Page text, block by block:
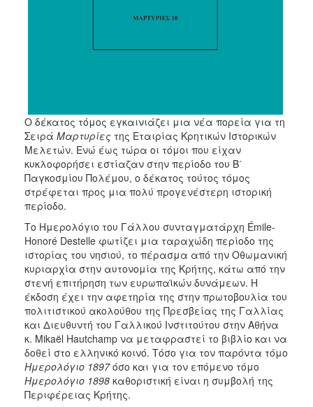
Ο δέκατος τόμος εγκαινιάζει μια νέα πορεία για τη
Σειρά Μαρτυρίες της Εταιρίας Κρητικών Ιστορικών
Μελετών. Ενώ έως τώρα οι τόμοι που είχαν
κυκλοφορήσει εστίαζαν στην περίοδο του Β΄
Παγκοσμίου Πολέμου, ο δέκατος τούτος τόμος
στρέφεται προς μια πολύ προγενέστερη ιστορική
περίοδο.
Το Ημερολόγιο του Γάλλου συνταγματάρχη Émile-
Honoré Destelle φωτίζει μια ταραχώδη περίοδο της
ιστορίας του νησιού, το πέρασμα από την Οθωμανική
κυριαρχία στην αυτονομία της Κρήτης, κάτω από την
στενή επιτήρηση των ευρωπαϊκών δυνάμεων. Η
έκδοση έχει την αφετηρία της στην πρωτοβουλία του
πολιτιστικού ακολούθου της Πρεσβείας της Γαλλίας
και Διευθυντή του Γαλλικού Ινστιτούτου στην Αθήνα
κ. Mikaël Hautchamp να μεταφραστεί το βιβλίο και να
δοθεί στο ελληνικό κοινό. Τόσο για τον παρόντα τόμο
Ημερολόγιο 1897όσο και για τον επόμενο τόμο
Ημερολόγιο 1898 καθοριστική είναι η συμβολή της
Περιφέρειας Κρήτης.